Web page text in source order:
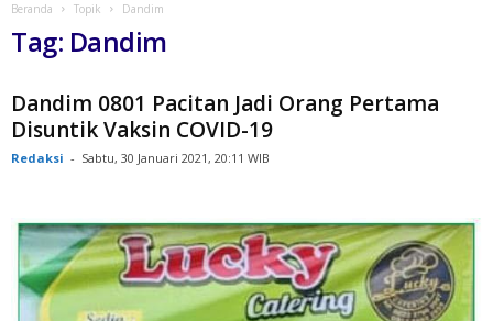
Beranda Topik Dandim
Tag: Dandim
Dandim 0801 Pacitan Jadi Orang Pertama
Disuntik Vaksin COVID-19
Redaksi - Sabtu, 30 Januari 2021, 20:11 WIB